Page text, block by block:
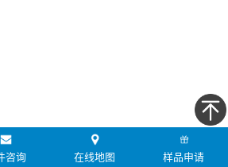
咨询 在线地图 样品申请